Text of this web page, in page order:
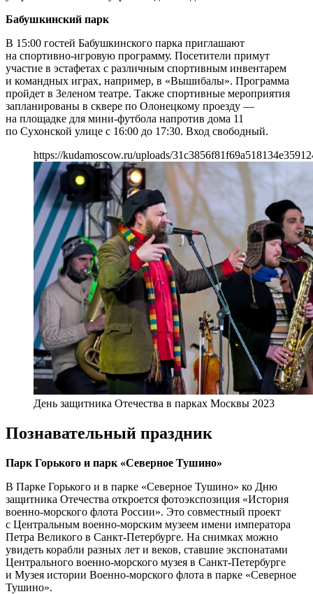
Бабушкинский парк
В 15:00 гостей Бабушкинского парка приглашают
на спортивно-игровую программу. Посетители примут
участие в эстафетах с различным спортивным инвентарем
и командных играх, например, в «Вышибалы». Программа
пройдет в Зеленом театре. Также спортивные мероприятия
запланированы в сквере по Олонецкому проезду —
на площадке для мини-футбола напротив дома 11
по Сухонской улице с 16:00 до 17:30. Вход свободный.
https://kudamoscow.ru/uploads/
День защитника Отечества в парках Москвы 2023
Познавательный праздник
Парк Горького и парк «Северное Тушино»
В Парке Горького и в парке «Северное Тушино» ко Дню
защитника Отечества откроется фотоэкспозиция «История
военно-морского флота России». Это совместный проект
с Центральным военно-морским музеем имени императора
Петра Великого в Санкт-Петербурге. На снимках можно
увидеть корабли разных лет и веков, ставшие экспонатами
Центрального военно-морского музея в Санкт-Петербурге
и Музея истории Военно-морского флота в парке «Северное
Тушино».